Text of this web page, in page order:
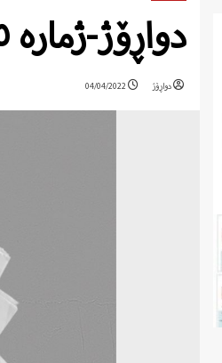
دواڕۆژ-ژمارە ١١٥
دواڕۆژ 04/04/2022